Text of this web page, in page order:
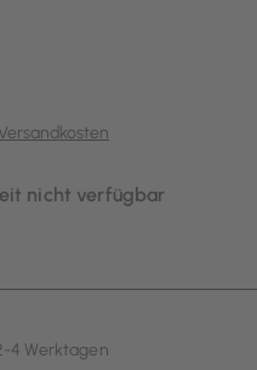
Versandkosten
nicht verfügbar
4 Werktagen